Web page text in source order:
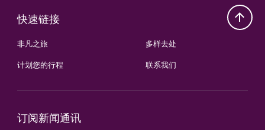
快速链接
非凡之旅
计划您的行程
多样去处
联系我们
订阅新闻通讯